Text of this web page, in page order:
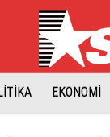
EKONOMİ